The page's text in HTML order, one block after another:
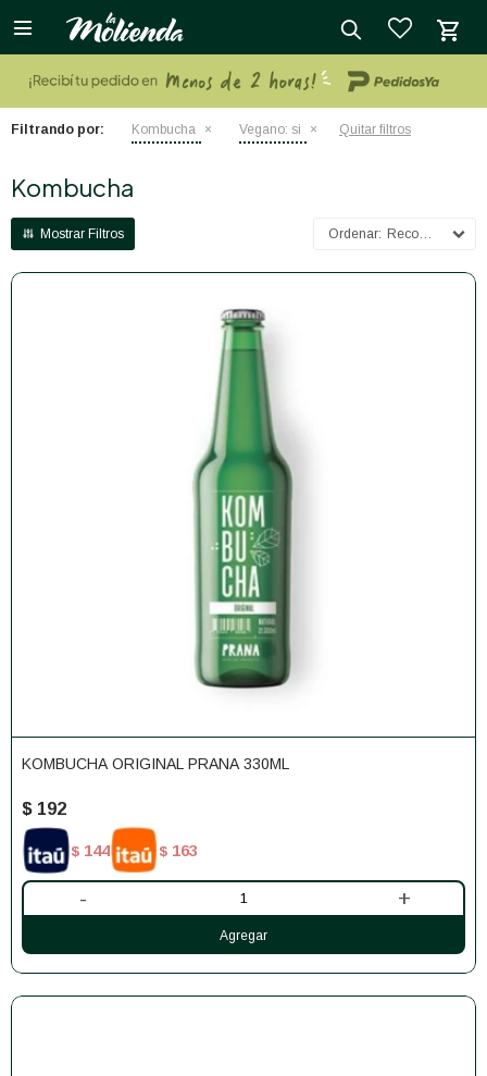

Filtrando por: Kombucha Vegano: si Quitar filtros
Kombucha
Recomendados
KOMBUCHA ORIGINAL PRANA 330ML
$ 192
$ 144 $ 163
- +